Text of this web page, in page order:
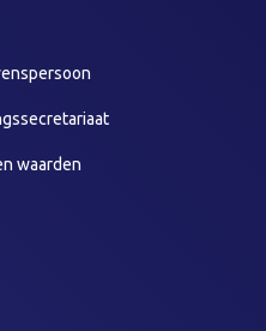
waarden